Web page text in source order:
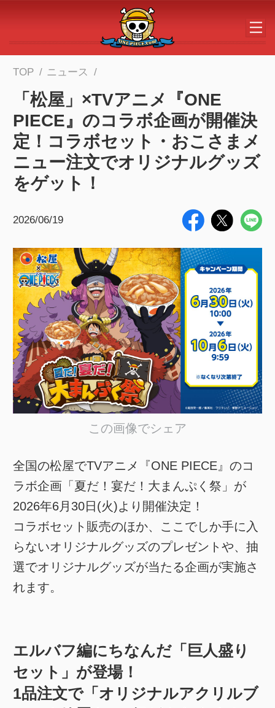
メインコンテンツへスキップする
TOP ニュース
「松屋」×TVアニメ『ONE
PIECE』のコラボ企画が開催決
定！コラボセット・おこさまメ
ニュー注文でオリジナルグッズ
をゲット！
2026/06/19
この画像でシェア
全国の松屋でTVアニメ『ONE PIECE』のコ
ラボ企画「夏だ！宴だ！大まんぷく祭」が
2026年6月30日(火)より開催決定！
コラボセット販売のほか、ここでしか手に入
らないオリジナルグッズのプレゼントや、抽
選でオリジナルグッズが当たる企画が実施さ
れます。
エルバフ編にちなんだ「巨人盛り
セット」が登場！
1品注文で「オリジナルアクリルブ